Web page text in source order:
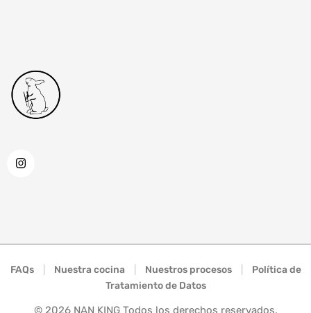
FAQs Nuestra cocina Nuestros procesos
Política de
Tratamiento de Datos
© 2026NAN KING Todos los derechos reservados.